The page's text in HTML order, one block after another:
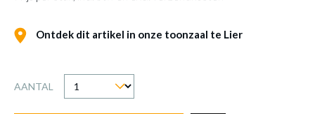
Ontdek dit artikel in onze toonzaal te Lier
AANTAL